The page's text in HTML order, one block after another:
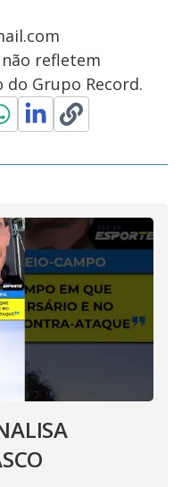
refletem
Grupo Record.